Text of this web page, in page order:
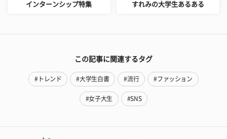
インターンシップ特集 すれみの大学生あるある
この記事に関連するタグ
#トレンド #大学生白書 #流行 #ファッション
#女子大生 #SNS